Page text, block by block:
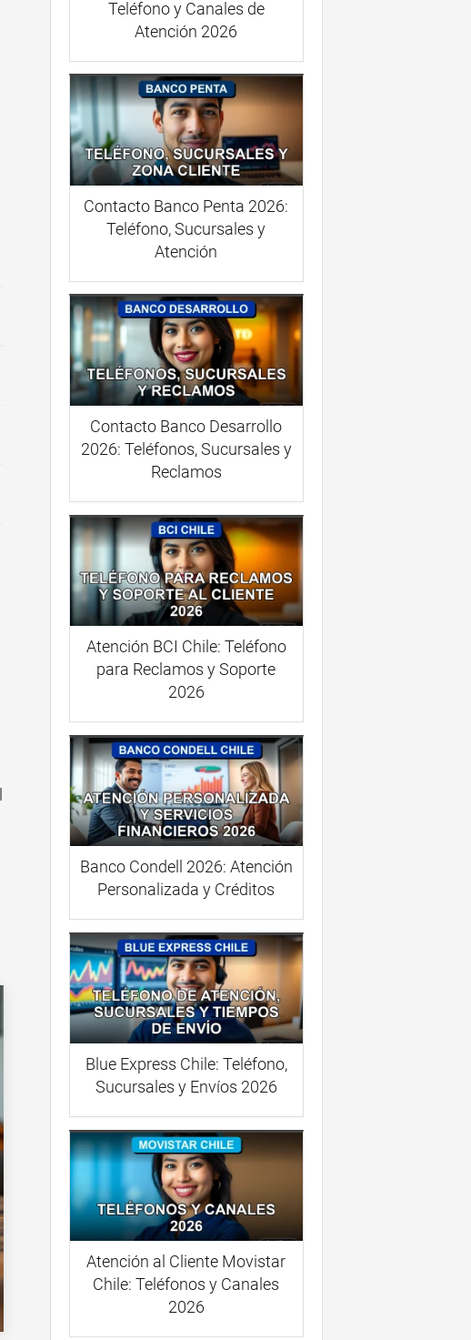
Teléfono y Canales de
Atención 2026
Contacto Banco Penta 2026:
Teléfono, Sucursales y
Atención
Contacto Banco Desarrollo
2026: Teléfonos, Sucursales y
Reclamos
Atención BCI Chile: Teléfono
para Reclamos y Soporte
2026
Banco Condell 2026: Atención
Personalizada y Créditos
Blue Express Chile: Teléfono,
Sucursales y Envíos 2026
Atención al Cliente Movistar
Chile: Teléfonos y Canales
2026